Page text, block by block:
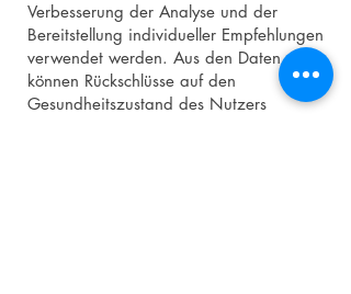
Verbesserung der Analyse und der
Bereitstellung individueller Empfehlungen
verwendet werden. Aus den Daten
können Rückschlüsse auf den
Gesundheitszustand des Nutzers